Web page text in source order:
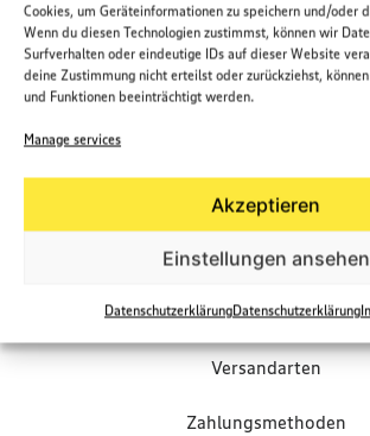
Cookies, um Geräteinformationen zu speichern und/oder
Wenn du diesen Technologien zustimmst, können wir
Surfverhalten oder eindeutige IDs auf dieser Website
deine Zustimmung nicht erteilst oder zurückziehst,
und Funktionen beeinträchtigt werden.
Manage services
Akzeptieren
Einstellungen ansehen
DatenschutzerklärungDatenschutzerklärung
Präsentkörbe Shop
FAQ
Versandarten
Zahlungsmethoden